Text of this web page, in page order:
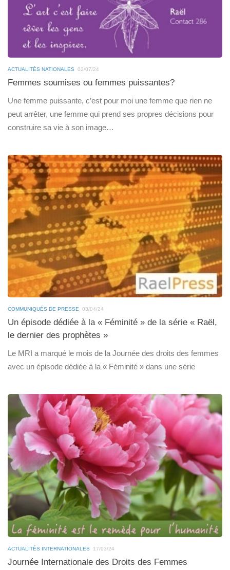
ACTUALITÉS NATIONALES 02/07/24
Femmes soumises ou femmes puissantes?
Une femme puissante, c’est pour moi une femme que rien ne
peut arrêter, une femme qui prend ses propres décisions pour
construire sa vie à son image…
COMMUNIQUÉS DE PRESSE 03/04/24
Un épisode dédiée à la « Féminité » de la série « Raël,
le dernier des prophètes »
Le MRI a marqué le mois de la Journée des droits des femmes
avec un épisode dédiée à la « Féminité » dans une série
ACTUALITÉS INTERNATIONALES 17/03/24
Journée Internationale des Droits des Femmes